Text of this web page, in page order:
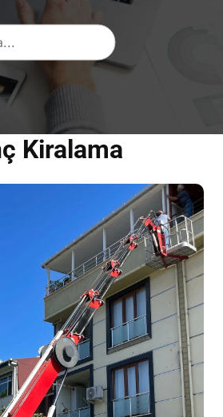
Kiralama